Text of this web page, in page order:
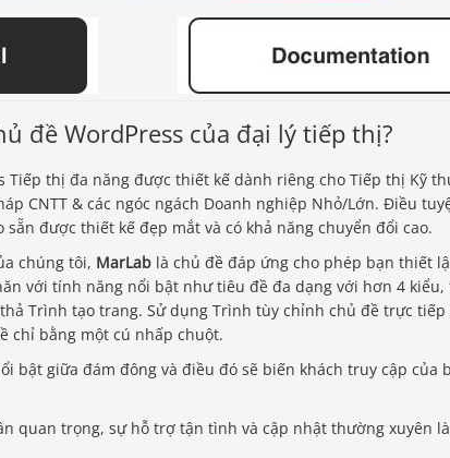
đề WordPress của đại lý tiếp thị?
Tiếp thị đa năng được thiết kế dành riêng cho Tiếp thị Kỹ
CNTT & các ngóc ngách Doanh nghiệp Nhỏ/Lớn. Điều
sẵn được thiết kế đẹp mắt và có khả năng chuyển đổi cao.
chúng tôi, MarLab là chủ đề đáp ứng cho phép bạn thiết
với tính năng nổi bật như tiêu đề đa dạng với hơn 4 kiểu,
Trình tạo trang. Sử dụng Trình tùy chỉnh chủ đề trực tiếp
chỉ bằng một cú nhấp chuột.
bật giữa đám đông và điều đó sẽ biến khách truy cập của
quan trọng, sự hỗ trợ tận tình và cập nhật thường xuyên